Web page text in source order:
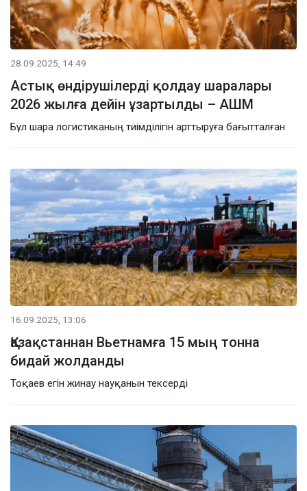
28.09.2025, 14:49
Астық өндірушілерді қолдау шаралары
2026 жылға дейін ұзартылды – АШМ
Бұл шара логистиканың тиімділігін арттыруға бағытталған
16.09.2025, 13:06
Қазақстаннан Вьетнамға 15 мың тонна
бидай жолданды
Тоқаев егін жинау науқанын тексерді